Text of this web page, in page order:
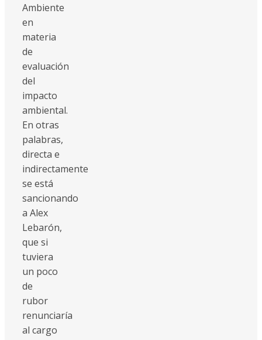
Ambiente
en
materia
de
evaluación
del
impacto
ambiental.
En otras
palabras,
directa e
indirectamente
se está
sancionando
a Alex
Lebarón,
que si
tuviera
un poco
de
rubor
renunciaría
al cargo